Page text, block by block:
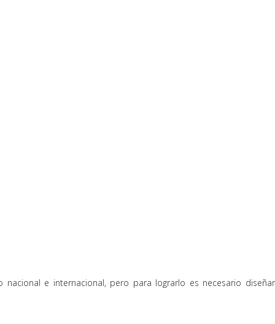
e internacional, pero para lograrlo es necesario diseñar